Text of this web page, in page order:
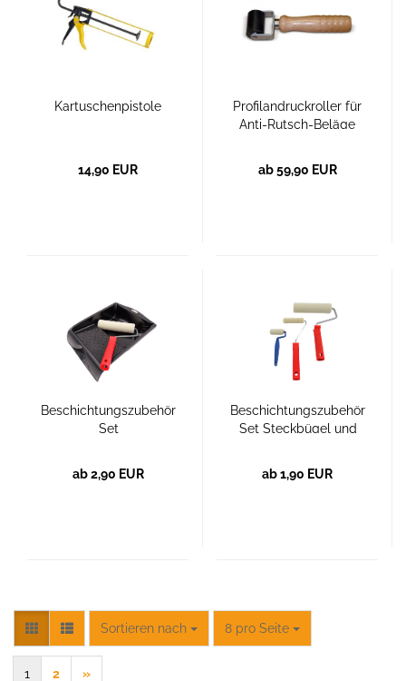
Kartuschenpistole
14,90 EUR
Profilandruckroller für
Anti-Rutsch-Beläge
ab 59,90 EUR
Beschichtungszubehör
Set
ab 2,90 EUR
Beschichtungszubehör
Set Steckbügel und
ab 1,90 EUR
Sortieren nach
Sortieren nach 8 pro Seite
pro Seite
1 2 »